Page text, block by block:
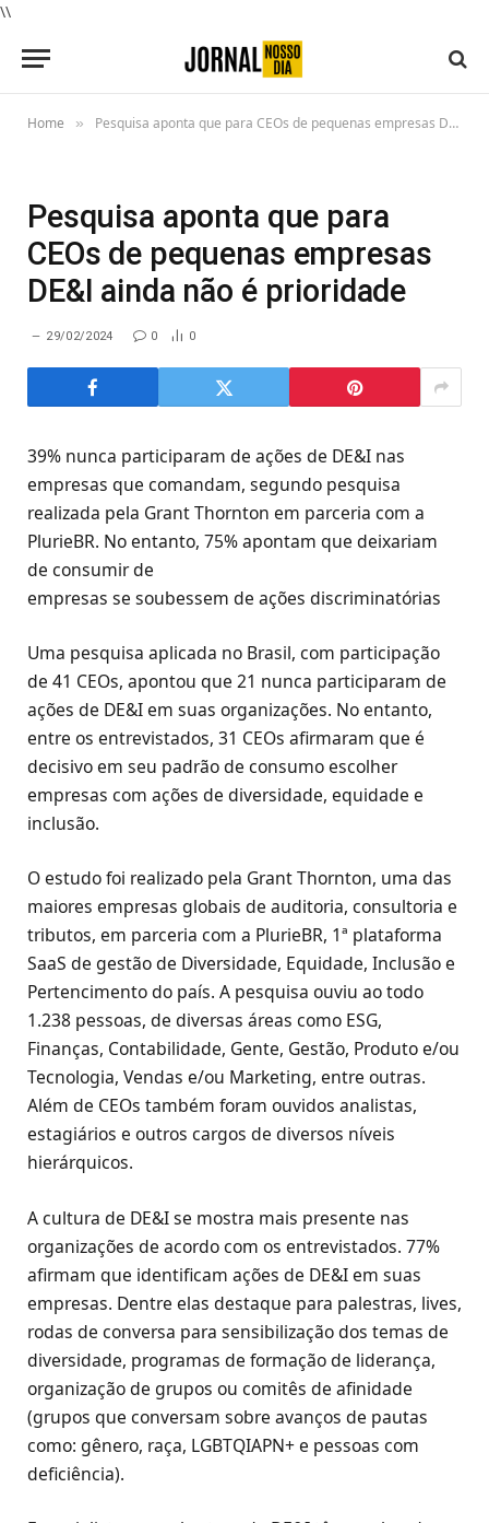
\\
Home » Pesquisa aponta que para CEOs de pequenas empresas DE&I ainda não é prioridade
Pesquisa aponta que para
CEOs de pequenas empresas
DE&I ainda não é prioridade
29/02/2024 0 0
39% nunca participaram de ações de DE&I nas
empresas que comandam, segundo pesquisa
realizada pela Grant Thornton em parceria com a
PlurieBR. No entanto, 75% apontam que deixariam
de consumir de
empresas se soubessem de ações discriminatórias
Uma pesquisa aplicada no Brasil, com participação
de 41 CEOs, apontou que 21 nunca participaram de
ações de DE&I em suas organizações. No entanto,
entre os entrevistados, 31 CEOs afirmaram que é
decisivo em seu padrão de consumo escolher
empresas com ações de diversidade, equidade e
inclusão.
O estudo foi realizado pela Grant Thornton, uma das
maiores empresas globais de auditoria, consultoria e
tributos, em parceria com a PlurieBR, 1ª plataforma
SaaS de gestão de Diversidade, Equidade, Inclusão e
Pertencimento do país. A pesquisa ouviu ao todo
1.238 pessoas, de diversas áreas como ESG,
Finanças, Contabilidade, Gente, Gestão, Produto e/ou
Tecnologia, Vendas e/ou Marketing, entre outras.
Além de CEOs também foram ouvidos analistas,
estagiários e outros cargos de diversos níveis
hierárquicos.
A cultura de DE&I se mostra mais presente nas
organizações de acordo com os entrevistados. 77%
afirmam que identificam ações de DE&I em suas
empresas. Dentre elas destaque para palestras, lives,
rodas de conversa para sensibilização dos temas de
diversidade, programas de formação de liderança,
organização de grupos ou comitês de afinidade
(grupos que conversam sobre avanços de pautas
como: gênero, raça, LGBTQIAPN+ e pessoas com
deficiência).